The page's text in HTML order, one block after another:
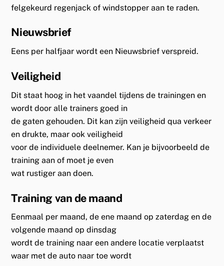
felgekeurd regenjack of windstopper aan te raden.
Nieuwsbrief
Eens per halfjaar wordt een Nieuwsbrief verspreid.
Veiligheid
Dit staat hoog in het vaandel tijdens de trainingen en
wordt door alle trainers goed in
de gaten gehouden. Dit kan zijn veiligheid qua verkeer
en drukte, maar ook veiligheid
voor de individuele deelnemer. Kan je bijvoorbeeld de
training aan of moet je even
wat rustiger aan doen.
Training van de maand
Eenmaal per maand, de ene maand op zaterdag en de
volgende maand op dinsdag
wordt de training naar een andere locatie verplaatst
waar met de auto naar toe wordt